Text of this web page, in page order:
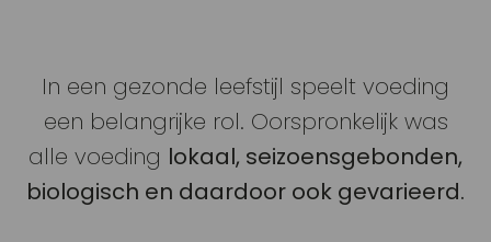
In een gezonde leefstijl speelt voeding
een belangrijke rol. Oorspronkelijk was
alle voeding lokaal, seizoensgebonden,
biologisch en daardoor ook gevarieerd.